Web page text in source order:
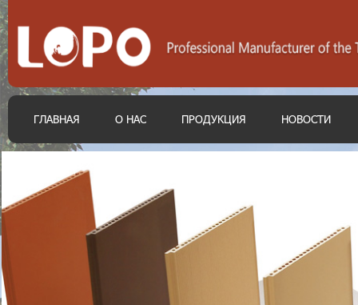
ГЛАВНАЯ О НАС ПРОДУКЦИЯ НОВОСТИ